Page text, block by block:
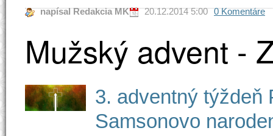
napísal Redakcia MK 20.12.2014 5:00 0 Komentáre
Mužský advent -
3. adventný týždeň
Samsonovo